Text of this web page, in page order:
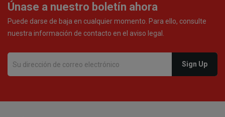
Únase a nuestro boletín ahora
Puede darse de baja en cualquier momento. Para ello, consulte
nuestra información de contacto en el aviso legal.